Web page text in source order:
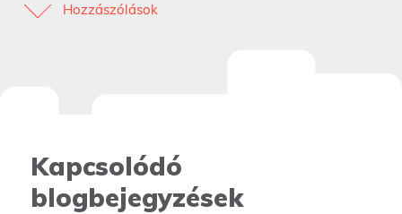
Hozzászólások
Kapcsolódó
blogbejegyzések